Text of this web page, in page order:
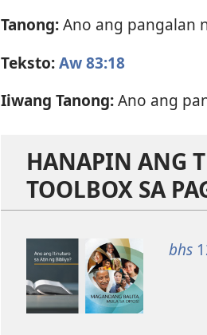
Tanong:Ano ang pangalan
Teksto:Aw 83:18
Iiwang Tanong:Ano ang
HANAPIN ANG
TOOLBOX SA
bhs